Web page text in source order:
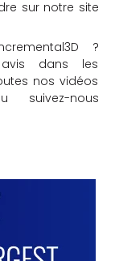
sur notre site
?
dans les
nos vidéos
suivez-nous